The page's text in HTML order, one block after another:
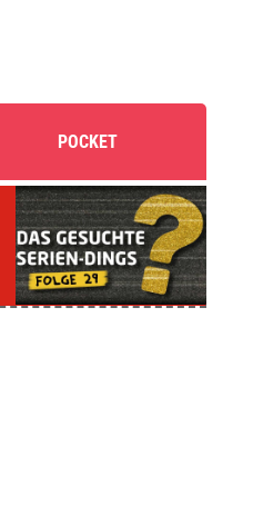
POCKET